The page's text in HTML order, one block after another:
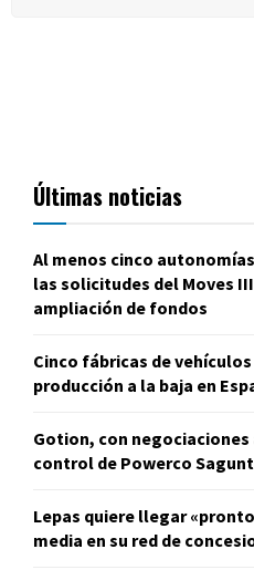
Últimas noticias
Al menos cinco
las solicitudes del Moves III
ampliación de fondos
Cinco fábricas de
producción a la baja en
Gotion, con
control de Powerco
Lepas quiere llegar
media en su red de